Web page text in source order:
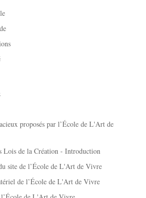
proposés par l’École de L'Art de
Lois de la Création - Introduction
site de l’École de L'Art de Vivre
de l’École de L'Art de Vivre